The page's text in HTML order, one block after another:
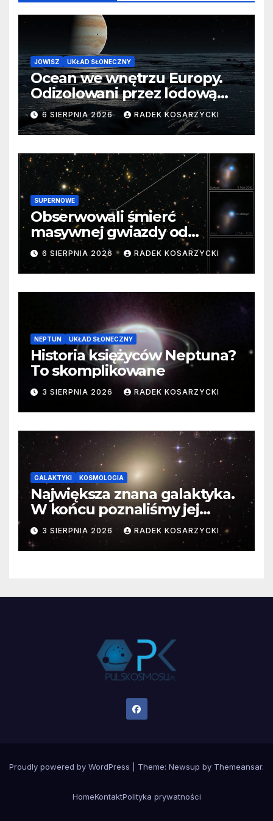
JOWISZ UKŁAD SŁONECZNY
Ocean we wnętrzu Europy.
Odizolowani przez lodową
barierę
6 SIERPNIA 2026 RADEK KOSARZYCKI
SUPERNOWE
Obserwowali śmierć
masywnej gwiazdy od
samego początku. Niezwykle
cenne dane
6 SIERPNIA 2026 RADEK KOSARZYCKI
NEPTUN UKŁAD SŁONECZNY
Historia księżyców Neptuna?
To skomplikowane
3 SIERPNIA 2026 RADEK KOSARZYCKI
GALAKTYKI KOSMOLOGIA
Największa znana galaktyka.
W końcu poznaliśmy jej
faktyczne wymiary
3 SIERPNIA 2026 RADEK KOSARZYCKI
Proudly powered by WordPress Theme: Newsup by Themeansar.
HomeKontaktPolityka prywatności